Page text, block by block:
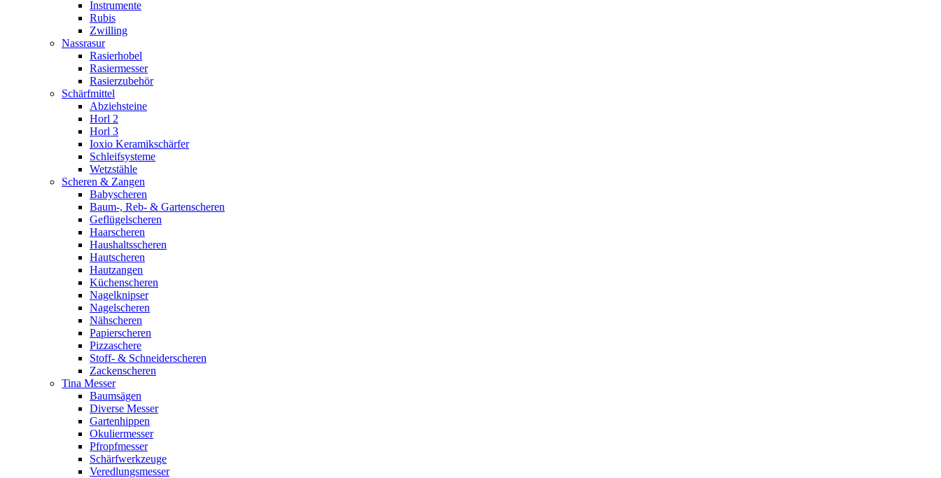
Instrumente
Rubis
Zwilling
Nassrasur
Rasierhobel
Rasiermesser
Rasierzubehör
Schärfmittel
Abziehsteine
Horl 2
Horl 3
Ioxio Keramikschärfer
Schleifsysteme
Wetzstähle
Scheren & Zangen
Babyscheren
Baum-, Reb- & Gartenscheren
Geflügelscheren
Haarscheren
Haushaltsscheren
Hautscheren
Hautzangen
Küchenscheren
Nagelknipser
Nagelscheren
Nähscheren
Papierscheren
Pizzaschere
Stoff- & Schneiderscheren
Zackenscheren
Tina Messer
Baumsägen
Diverse Messer
Gartenhippen
Okuliermesser
Pfropfmesser
Schärfwerkzeuge
Veredlungsmesser